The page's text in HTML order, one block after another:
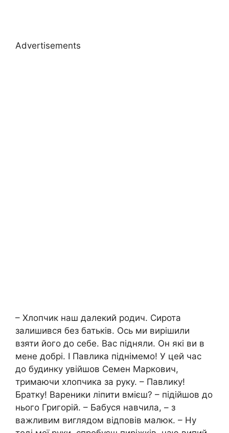
Advertisements
– Хлопчик наш далекий родич. Сирота
залишився без батьків. Ось ми вирішили
взяти його до себе. Вас підняли. Он які ви в
мене добрі. І Павлика піднімемо! У цей час
до будинку увійшов Семен Маркович,
тримаючи хлопчика за руку. – Павлику!
Братку! Вареники ліпити вмієш? – підійшов до
нього Григорій. – Бабуся навчила, – з
важливим виглядом відповів малюк. – Ну